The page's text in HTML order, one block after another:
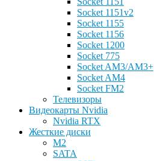
Socket 1151v2
Socket 1155
Socket 1156
Socket 1200
Socket 775
Socket AM3/AM3+
Socket AM4
Socket FM2
Телевизоры
Видеокарты Nvidia
Nvidia RTX
Жесткие диски
M2
SATA